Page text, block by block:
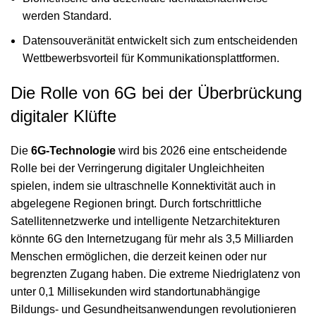
werden Standard.
Datensouveränität entwickelt sich zum entscheidenden
Wettbewerbsvorteil für Kommunikationsplattformen.
Die Rolle von 6G bei der Überbrückung
digitaler Klüfte
Die 6G-Technologie wird bis 2026 eine entscheidende
Rolle bei der Verringerung digitaler Ungleichheiten
spielen, indem sie ultraschnelle Konnektivität auch in
abgelegene Regionen bringt. Durch fortschrittliche
Satellitennetzwerke und intelligente Netzarchitekturen
könnte 6G den Internetzugang für mehr als 3,5 Milliarden
Menschen ermöglichen, die derzeit keinen oder nur
begrenzten Zugang haben. Die extreme Niedriglatenz von
unter 0,1 Millisekunden wird standortunabhängige
Bildungs- und Gesundheitsanwendungen revolutionieren